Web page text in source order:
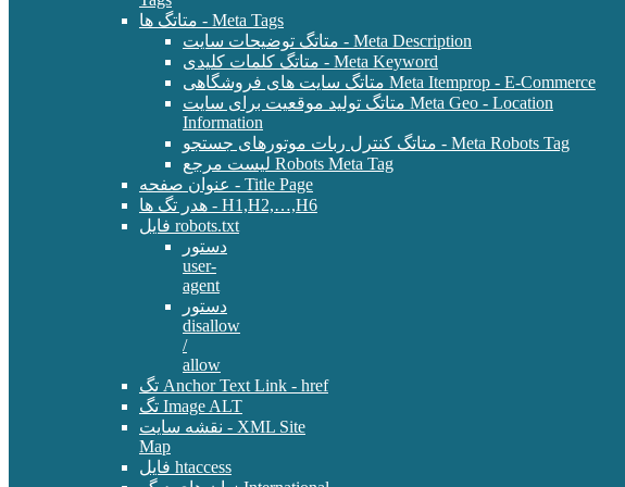
متاتگ ها - Meta Tags
متاتگ توضیحات سایت - Meta Description
متاتگ کلمات کلیدی - Meta Keyword
متاتگ سایت های فروشگاهی Meta Itemprop - E-Commerce
متاتگ تولید موقعیت برای سایت Meta Geo - Location
Information
متاتگ کنترل ربات موتورهای جستجو - Meta Robots Tag
لیست مرجع Robots Meta Tag
عنوان صفحه - Title Page
هدر تگ ها - H1,H2,…,H6
فایل robots.txt
دستور
user-
agent
دستور
disallow
/
allow
تگ Anchor Text Link - href
تگ Image ALT
نقشه سایت - XML Site
Map
فایل htaccess